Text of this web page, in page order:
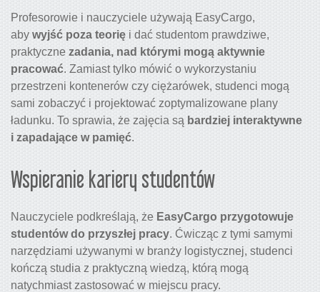
Profesorowie i nauczyciele używają EasyCargo,
aby wyjść poza teorię i dać studentom prawdziwe,
praktyczne zadania, nad którymi mogą aktywnie
pracować. Zamiast tylko mówić o wykorzystaniu
przestrzeni kontenerów czy ciężarówek, studenci mogą
sami zobaczyć i projektować zoptymalizowane plany
ładunku. To sprawia, że zajęcia są bardziej interaktywne
i zapadające w pamięć.
Wspieranie kariery studentów
Nauczyciele podkreślają, że EasyCargo przygotowuje
studentów do przyszłej pracy. Ćwicząc z tymi samymi
narzędziami używanymi w branży logistycznej, studenci
kończą studia z praktyczną wiedzą, którą mogą
natychmiast zastosować w miejscu pracy.